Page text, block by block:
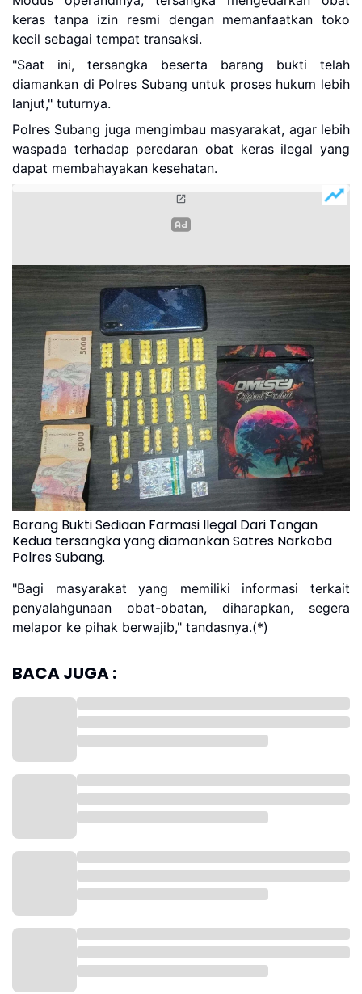
keras tanpa izin resmi dengan memanfaatkan toko
kecil sebagai tempat transaksi.
"Saat ini, tersangka beserta barang bukti telah
diamankan di Polres Subang untuk proses hukum lebih
lanjut," tuturnya.
Polres Subang juga mengimbau masyarakat, agar lebih
waspada terhadap peredaran obat keras ilegal yang
dapat membahayakan kesehatan.
Barang Bukti Sediaan Farmasi Ilegal Dari Tangan
Kedua tersangka yang diamankan Satres Narkoba
Polres Subang.
"Bagi masyarakat yang memiliki informasi terkait
penyalahgunaan obat-obatan, diharapkan, segera
melapor ke pihak berwajib," tandasnya.(*)
BACA JUGA :